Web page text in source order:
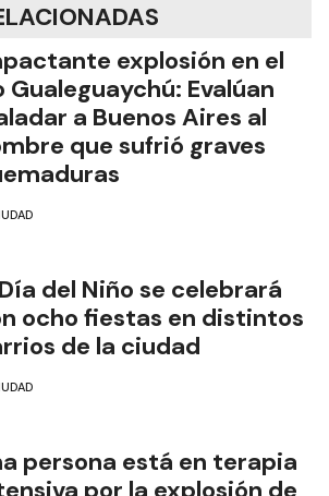
explosión en el
Gualeguaychú: Evalúan
a Buenos Aires al
que sufrió graves
del Niño se celebrará
ocho fiestas en distintos
de la ciudad
persona está en terapia